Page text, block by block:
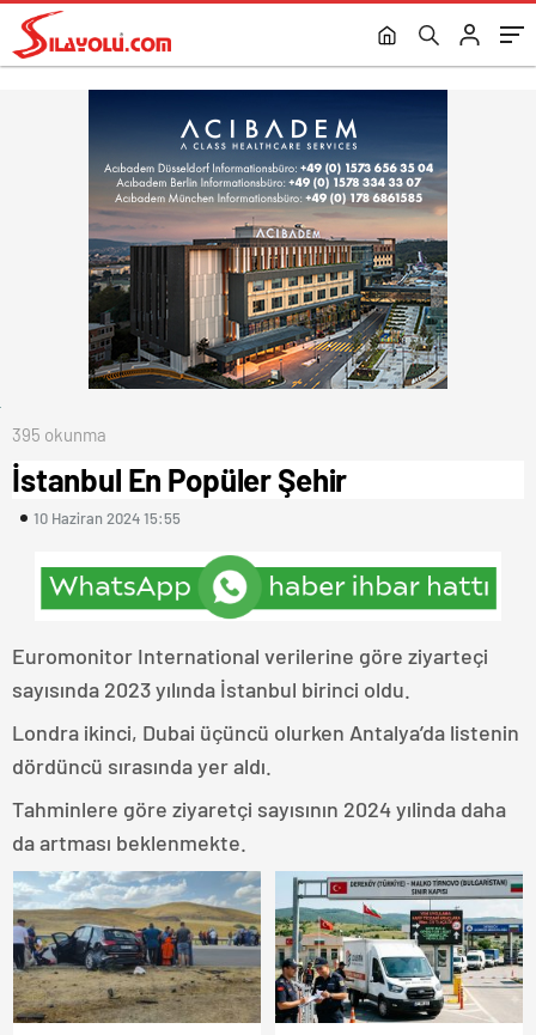
395 okunma
İstanbul En Popüler Şehir
10 Haziran 2024 15:55
Euromonitor International verilerine göre ziyarteçi
sayısında 2023 yılında İstanbul birinci oldu.
Londra ikinci, Dubai üçüncü olurken Antalya’da listenin
dördüncü sırasında yer aldı.
Tahminlere göre ziyaretçi sayısının 2024 yılinda daha
da artması beklenmekte.